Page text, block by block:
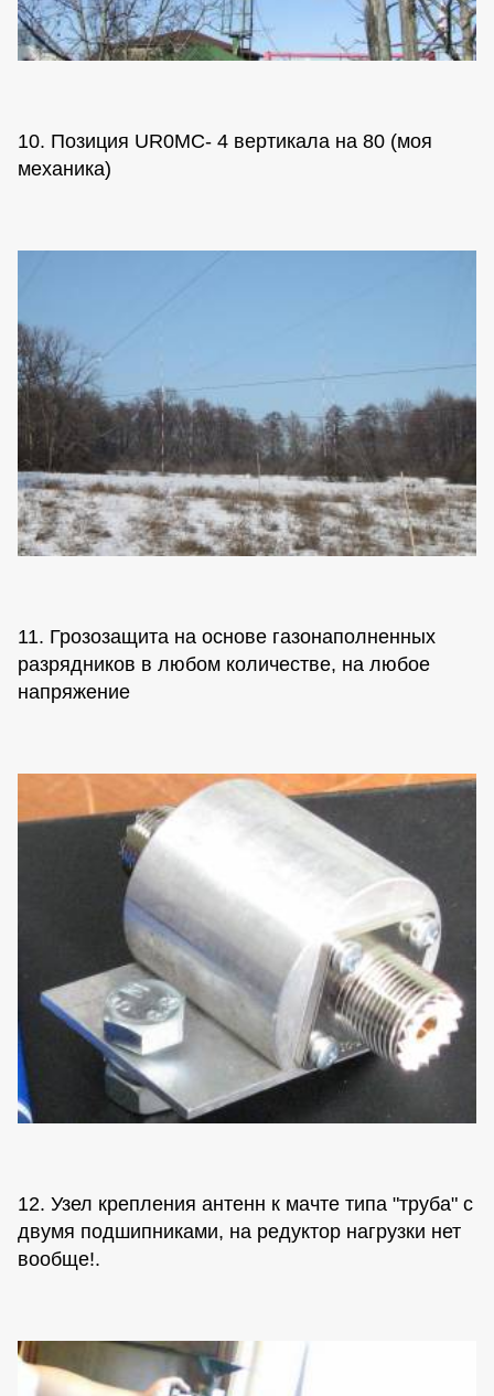
10. Позиция UR0MC- 4 вертикала на 80 (моя
механика)
11. Грозозащита на основе газонаполненных
разрядников в любом количестве, на любое
напряжение
12. Узел крепления антенн к мачте типа "труба" с
двумя подшипниками, на редуктор нагрузки нет
вообще!.